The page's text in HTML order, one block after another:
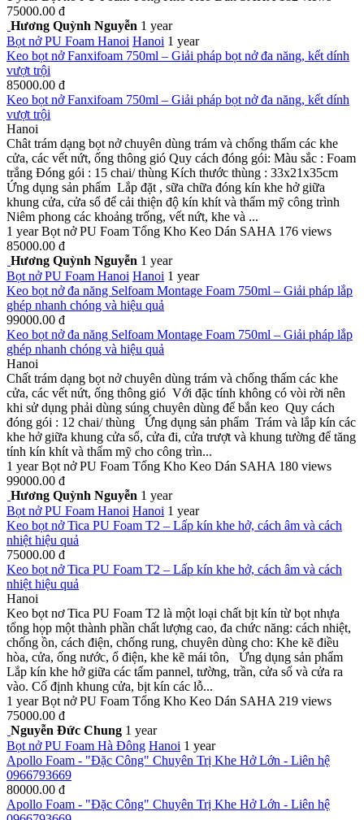
75000.00 đ
Hương Quỳnh Nguyễn 1 year
Bọt nở PU Foam Hanoi Hanoi 1 year
Keo bọt nở Fanxifoam 750ml – Giải pháp bọt nở đa năng, kết dính
vượt trội
85000.00 đ
Keo bọt nở Fanxifoam 750ml – Giải pháp bọt nở đa năng, kết dính
vượt trội
Hanoi
Chât trám dạng bọt nở chuyên dùng trám và chống thấm các khe
cửa, các vết nứt, ống thông gió Quy cách đóng gói: Màu sắc : Foam
trắng Đóng gói : 15 chai/ thùng Kích thước thùng : 33x21x35cm
Ứng dụng sản phẩm Lắp đặt , sữa chữa đóng kín khe hở giữa
khung cửa, cửa sổ để cải thiện độ kín khít và thẩm mỹ công trình
Niêm phong các khoảng trống, vết nứt, khe và ...
1 year Bọt nở PU Foam Tổng Kho Keo Dán SAHA 176 views
85000.00 đ
Hương Quỳnh Nguyễn 1 year
Bọt nở PU Foam Hanoi Hanoi 1 year
Keo bọt nở đa năng Selfoam Montage Foam 750ml – Giải pháp lắp
ghép nhanh chóng và hiệu quả
99000.00 đ
Keo bọt nở đa năng Selfoam Montage Foam 750ml – Giải pháp lắp
ghép nhanh chóng và hiệu quả
Hanoi
Chất trám dạng bọt nở chuyên dùng trám và chống thấm các khe
cửa, các vết nứt, ống thông gió Với đặc tính không có vòi rời nên
khi sử dụng phải dùng súng chuyên dùng để bắn keo Quy cách
đóng gói : 12 chai/ thùng Ứng dụng sản phẩm Trám và lắp kín các
khe hở giữa khung cửa sổ, cửa đi, cửa trượt và khung tường để tăng
tính kín khít và thẩm mỹ cho công trìn...
1 year Bọt nở PU Foam Tổng Kho Keo Dán SAHA 180 views
99000.00 đ
Hương Quỳnh Nguyễn 1 year
Bọt nở PU Foam Hanoi Hanoi 1 year
Keo bọt nở Tica PU Foam T2 – Lấp kín khe hở, cách âm và cách
nhiệt hiệu quả
75000.00 đ
Keo bọt nở Tica PU Foam T2 – Lấp kín khe hở, cách âm và cách
nhiệt hiệu quả
Hanoi
Keo bọt nơ Tica PU Foam T2 là một loại chất bịt kín từ bọt nhựa
tổng họp một thành phần chất lượng cao, đa chức năng: cách nhiệt,
chống ồn, cách điện, chống rung, chuyên dùng cho: Khe kẽ điều
hòa, cửa, ống nước, ổ điện, khe kẽ mái tôn, Ứng dụng sản phẩm
Lắp kín khe hở giữa các tấm pannel, tường, trần, cửa sổ và cửa ra
vào. Cố định khung cửa, bịt kín các lỗ...
1 year Bọt nở PU Foam Tổng Kho Keo Dán SAHA 219 views
75000.00 đ
Nguyễn Đức Chung 1 year
Bọt nở PU Foam Hà Đông Hanoi 1 year
Apollo Foam - "Đặc Công" Chuyên Trị Khe Hở Lớn - Liên hệ
0966793669
80000.00 đ
Apollo Foam - "Đặc Công" Chuyên Trị Khe Hở Lớn - Liên hệ